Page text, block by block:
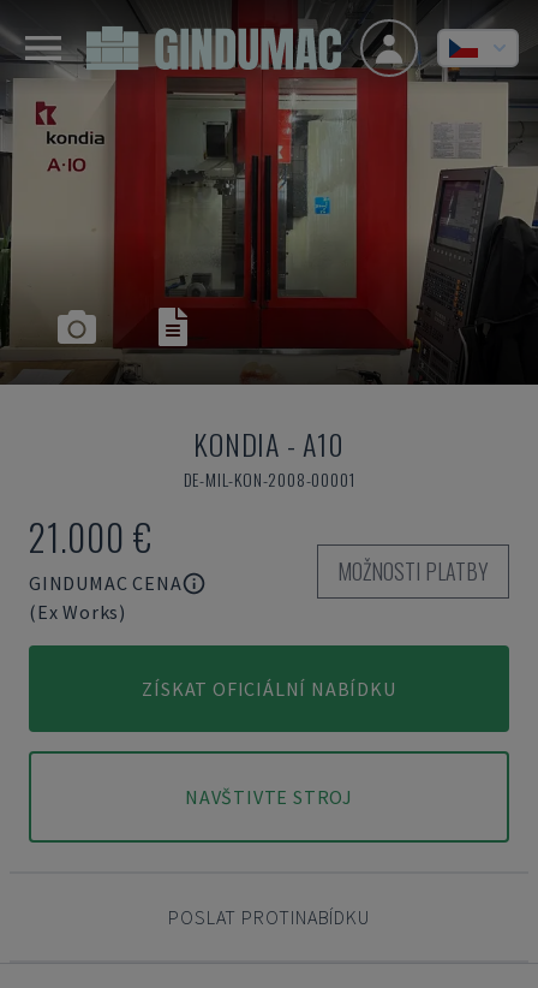
KONDIA - A10
DE-MIL-KON-2008-00001
21.000 €
GINDUMAC CENA
(Ex Works)
MOŽNOSTI PLATBY
ZÍSKAT OFICIÁLNÍ NABÍDKU
NAVŠTIVTE STROJ
POSLAT PROTINABÍDKU